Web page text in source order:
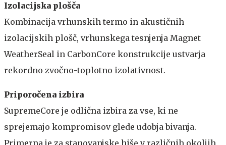
Izolacijska plošča
Kombinacija vrhunskih termo in akustičnih
izolacijskih plošč, vrhunskega tesnjenja Magnet
WeatherSeal in CarbonCore konstrukcije ustvarja
rekordno zvočno-toplotno izolativnost.
Priporočena izbira
SupremeCore je odlična izbira za vse, ki ne
sprejemajo kompromisov glede udobja bivanja.
Primerna je za stanovanjske hiše v različnih okoljih